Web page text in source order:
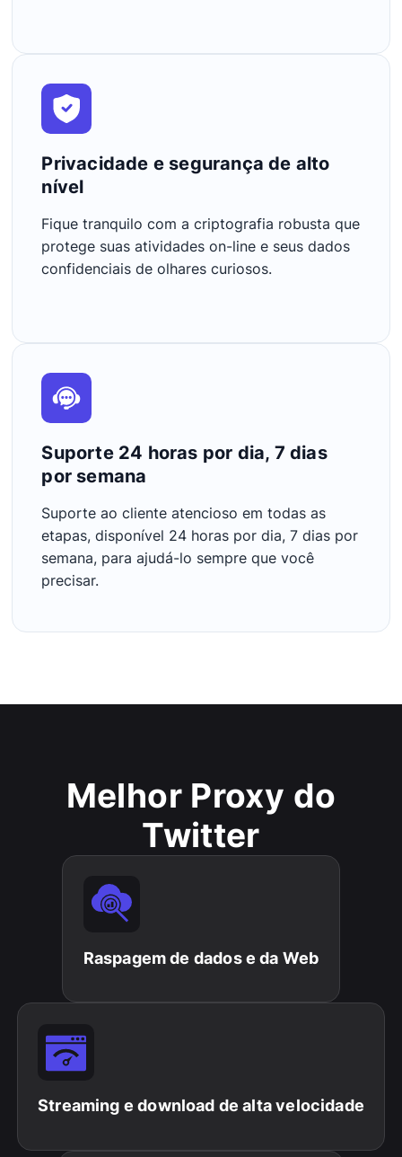
Privacidade e segurança de alto
nível
Fique tranquilo com a criptografia robusta que
protege suas atividades on-line e seus dados
confidenciais de olhares curiosos.
Suporte 24 horas por dia, 7 dias
por semana
Suporte ao cliente atencioso em todas as
etapas, disponível 24 horas por dia, 7 dias por
semana, para ajudá-lo sempre que você
precisar.
Melhor Proxy do
Twitter
Raspagem de dados e da Web
Streaming e download de alta velocidade